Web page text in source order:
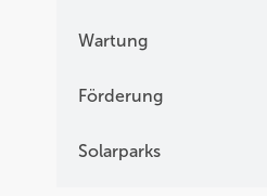
Wartung
Förderung
Solarparks